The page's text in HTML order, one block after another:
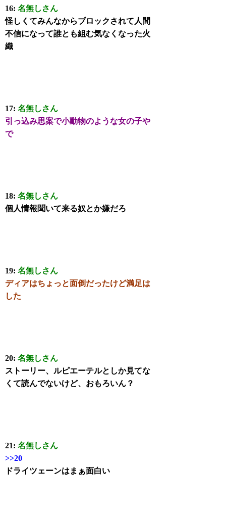
16:名無しさん
怪しくてみんなからブロックされて人間
不信になって誰とも組む気なくなった火
織
17:名無しさん
引っ込み思案で小動物のような女の子や
で
18:名無しさん
個人情報聞いて来る奴とか嫌だろ
19:名無しさん
ディアはちょっと面倒だったけど満足は
した
20:名無しさん
ストーリー、ルピエーテルとしか見てな
くて読んでないけど、おもろいん？
21:名無しさん
>>20
ドライツェーンはまぁ面白い